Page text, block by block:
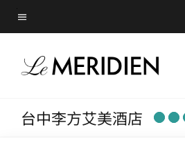
Skip
to
content
菜单文本
台中李方艾美酒店